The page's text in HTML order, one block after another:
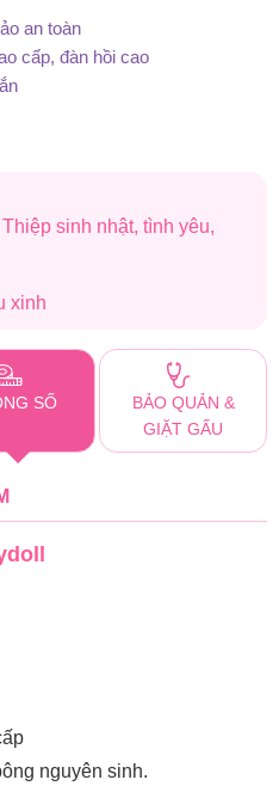
an toàn
cấp, đàn hồi cao
sinh nhật, tình yêu,
xinh
SỐ
BẢO QUẢN &
GIẶT GẤU
nguyên sinh.